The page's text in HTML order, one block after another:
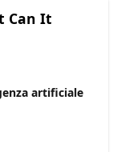
Can It
artificiale